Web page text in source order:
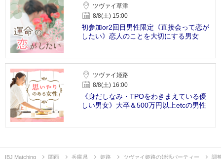
ツヴァイ草津
8/8(土) 15:00
初参加or2回目男性限定《直接会って恋が
したい》恋人のことを大切にする男女
ツヴァイ姫路
8/8(土) 16:00
《身だしなみ・TPOをわきまえている優
しい男女》大卒＆500万円以上etcの男性
IBJ Matching 関西 兵庫県 姫路 ツヴァイ姫路の婚活パーティー 調